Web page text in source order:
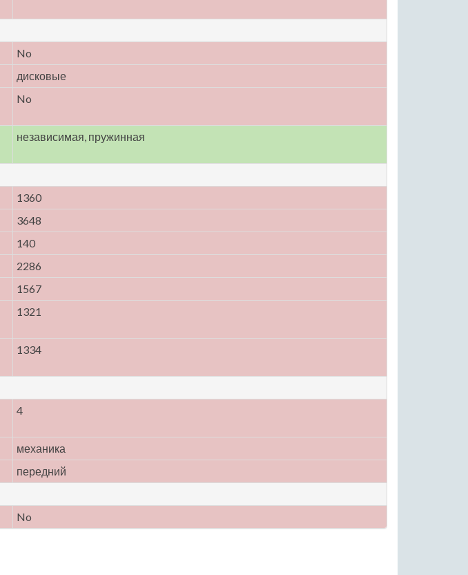
No
дисковые
No
независимая, пружинная
1360
3648
140
2286
1567
1321
1334
4
механика
передний
No